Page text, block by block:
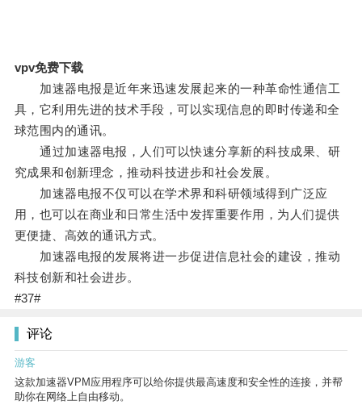
vpv免费下载
加速器电报是近年来迅速发展起来的一种革命性通信工
具，它利用先进的技术手段，可以实现信息的即时传递和全
球范围内的通讯。
通过加速器电报，人们可以快速分享新的科技成果、研
究成果和创新理念，推动科技进步和社会发展。
加速器电报不仅可以在学术界和科研领域得到广泛应
用，也可以在商业和日常生活中发挥重要作用，为人们提供
更便捷、高效的通讯方式。
加速器电报的发展将进一步促进信息社会的建设，推动
科技创新和社会进步。
#37#
评论
游客
这款加速器VPM应用程序可以给你提供最高速度和安全性的连接，并帮
助你在网络上自由移动。